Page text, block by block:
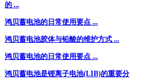
的 ...
鸿贝蓄电池的日常使用要点 ...
鸿贝蓄电池胶体与铅酸的维护方式 ...
鸿贝蓄电池的日常使用要点 ...
鸿贝蓄电池是锂离子电池(LIB)的重要分